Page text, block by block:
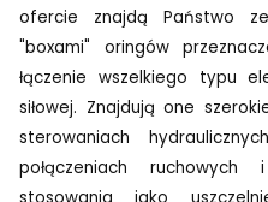
ofercie znajdą Państwo
"boxami" oringów
łączenie wszelkiego typu
siłowej. Znajdują one
sterowaniach
połączeniach
stosowania jako